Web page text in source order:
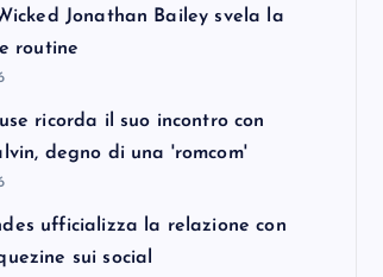
Jonathan Bailey svela la
routine
ricorda il suo incontro con
degno di una 'romcom'
ufficializza la relazione con
sui social